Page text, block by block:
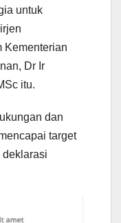
untuk
Kementerian
Dr Ir
itu.
dan
target